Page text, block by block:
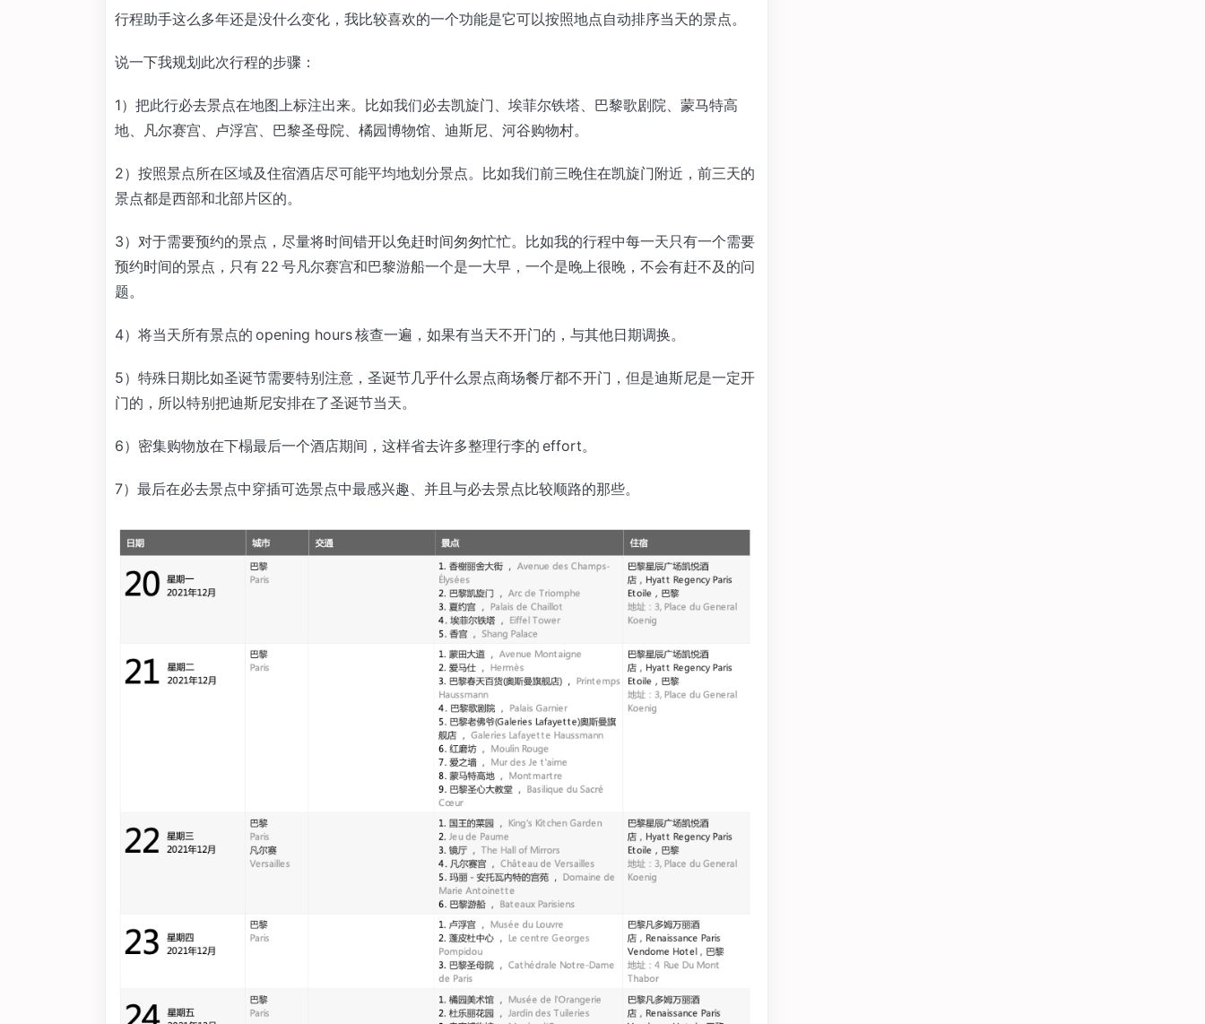
行程助手这么多年还是没什么变化，我比较喜欢的一个功能是它可以按照地点自动排序当天的景点。
说一下我规划此次行程的步骤：
1）把此行必去景点在地图上标注出来。比如我们必去凯旋门、埃菲尔铁塔、巴黎歌剧院、蒙马特高
地、凡尔赛宫、卢浮宫、巴黎圣母院、橘园博物馆、迪斯尼、河谷购物村。
2）按照景点所在区域及住宿酒店尽可能平均地划分景点。比如我们前三晚住在凯旋门附近，前三天的
景点都是西部和北部片区的。
3）对于需要预约的景点，尽量将时间错开以免赶时间匆匆忙忙。比如我的行程中每一天只有一个需要
预约时间的景点，只有 22 号凡尔赛宫和巴黎游船一个是一大早，一个是晚上很晚，不会有赶不及的问
题。
4）将当天所有景点的 opening hours 核查一遍，如果有当天不开门的，与其他日期调换。
5）特殊日期比如圣诞节需要特别注意，圣诞节几乎什么景点商场餐厅都不开门，但是迪斯尼是一定开
门的，所以特别把迪斯尼安排在了圣诞节当天。
6）密集购物放在下榻最后一个酒店期间，这样省去许多整理行李的 effort。
7）最后在必去景点中穿插可选景点中最感兴趣、并且与必去景点比较顺路的那些。